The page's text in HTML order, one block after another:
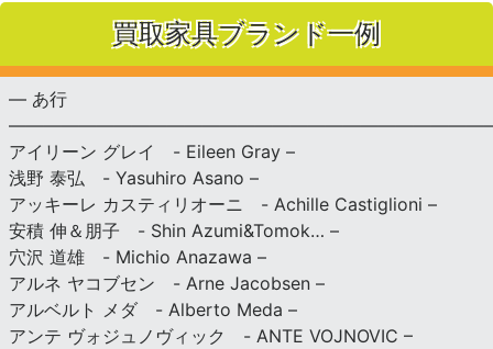
買取家具ブランド一例
— あ行
アイリーン グレイ - Eileen Gray –
浅野 泰弘 - Yasuhiro Asano –
アッキーレ カスティリオーニ - Achille Castiglioni –
安積 伸＆朋子 - Shin Azumi&Tomok… –
穴沢 道雄 - Michio Anazawa –
アルネ ヤコブセン - Arne Jacobsen –
アルベルト メダ - Alberto Meda –
アンテ ヴォジュノヴィック - ANTE VOJNOVIC –